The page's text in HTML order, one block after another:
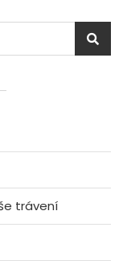
trávení